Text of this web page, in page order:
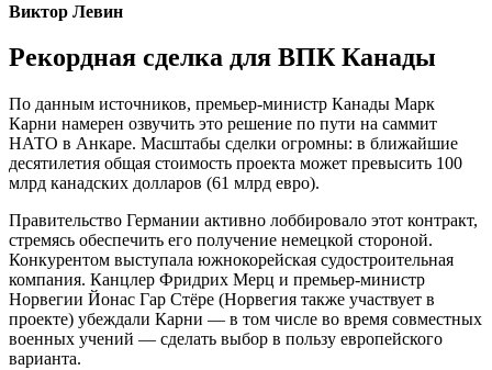
Виктор Левин
Рекордная сделка для ВПК Канады
По данным источников, премьер-министр Канады Марк
Карни намерен озвучить это решение по пути на саммит
НАТО в Анкаре. Масштабы сделки огромны: в ближайшие
десятилетия общая стоимость проекта может превысить 100
млрд канадских долларов (61 млрд евро).
Правительство Германии активно лоббировало этот контракт,
стремясь обеспечить его получение немецкой стороной.
Конкурентом выступала южнокорейская судостроительная
компания. Канцлер Фридрих Мерц и премьер-министр
Норвегии Йонас Гар Стёре (Норвегия также участвует в
проекте) убеждали Карни — в том числе во время совместных
военных учений — сделать выбор в пользу европейского
варианта.